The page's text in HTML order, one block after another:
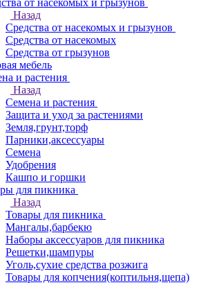
от насекомых и грызунов
Назад
Средства от насекомых и грызунов
Средства от насекомых
Средства от грызунов
мебель
и растения
Назад
Семена и растения
Защита и уход за растениями
Земля,грунт,торф
Парники,аксессуары
Семена
Удобрения
Кашпо и горшки
для пикника
Назад
Товары для пикника
Мангалы,барбекю
Наборы аксессуаров для пикника
Решетки,шампуры
Уголь,сухие средства розжига
Товары для копчения(коптильня,щепа)